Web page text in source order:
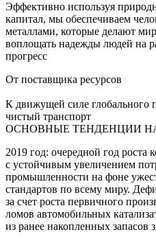
Эффективно используя
капитал, мы обеспечиваем
металлами, которые делают
воплощать надежды людей на
прогресс
От поставщика ресурсов
К движущей силе глобального
чистый транспорт
ОСНОВНЫЕ ТЕНДЕНЦИИ
2019 год: очередной год роста
с устойчивым увеличением
промышленности на фоне
стандартов по всему миру.
за счет роста первичного
ломов автомобильных
из ранее накопленных запасов